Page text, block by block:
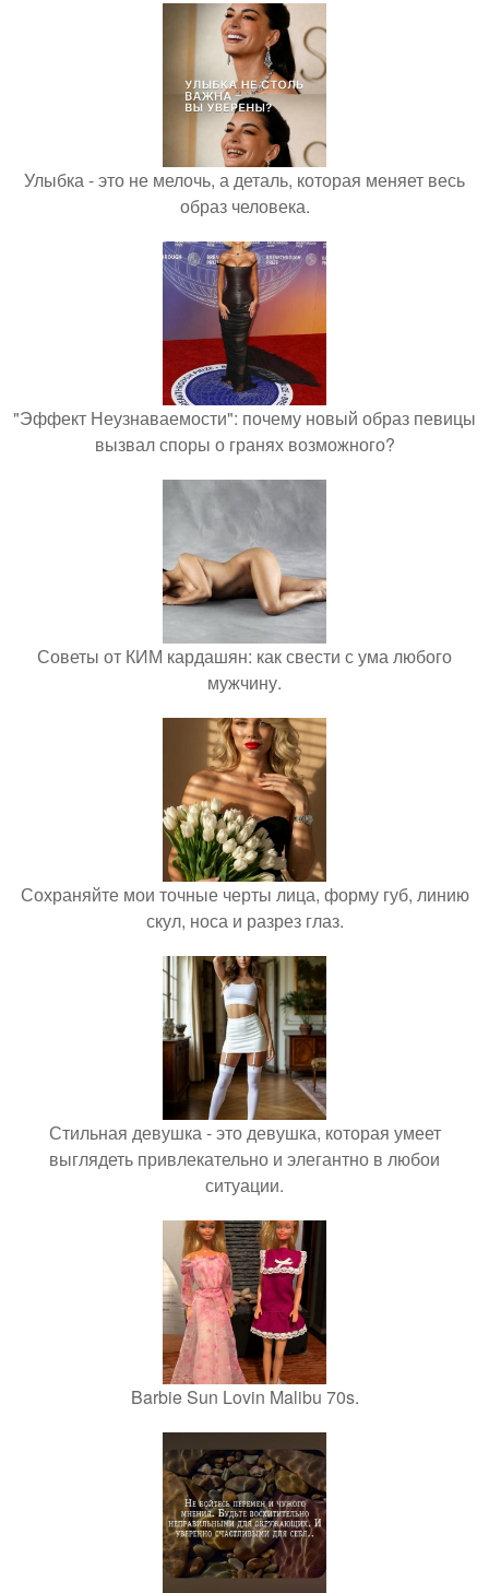
Улыбка - это не мелочь, а деталь, которая меняет весь
образ человека.
"Эффект Неузнаваемости": почему новый образ певицы
вызвал споры о гранях возможного?
Советы от КИМ кардашян: как свести с ума любого
мужчину.
Сохраняйте мои точные черты лица, форму губ, линию
скул, носа и разрез глаз.
Стильная девушка - это девушка, которая умеет
выглядеть привлекательно и элегантно в любои
ситуации.
Barbie Sun Lovin Malibu 70s.